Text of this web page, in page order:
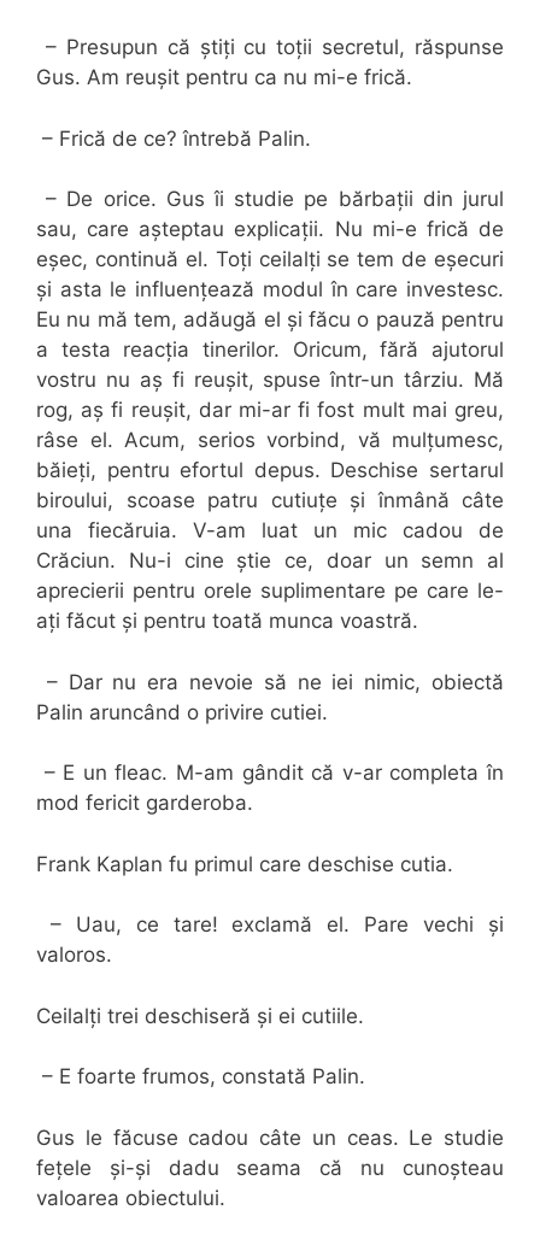
– Presupun că știți cu toții secretul, răspunse
Gus. Am reușit pentru ca nu mi-e frică.
– Frică de ce? întrebă Palin.
– De orice. Gus îi studie pe bărbații din jurul
sau, care așteptau explicații. Nu mi-e frică de
eșec, continuă el. Toți ceilalți se tem de eșecuri
și asta le influențează modul în care investesc.
Eu nu mă tem, adăugă el și făcu o pauză pentru
a testa reacția tinerilor. Oricum, fără ajutorul
vostru nu aș fi reușit, spuse într-un târziu. Mă
rog, aș fi reușit, dar mi-ar fi fost mult mai greu,
râse el. Acum, serios vorbind, vă mulțumesc,
băieți, pentru efortul depus. Deschise sertarul
biroului, scoase patru cutiuțe și înmână câte
una fiecăruia. V-am luat un mic cadou de
Crăciun. Nu-i cine știe ce, doar un semn al
aprecierii pentru orele suplimentare pe care le-
ați făcut și pentru toată munca voastră.
– Dar nu era nevoie să ne iei nimic, obiectă
Palin aruncând o privire cutiei.
– E un fleac. M-am gândit că v-ar completa în
mod fericit garderoba.
Frank Kaplan fu primul care deschise cutia.
– Uau, ce tare! exclamă el. Pare vechi și
valoros.
Ceilalți trei deschiseră și ei cutiile.
– E foarte frumos, constată Palin.
Gus le făcuse cadou câte un ceas. Le studie
fețele și-și dadu seama că nu cunoșteau
valoarea obiectului.